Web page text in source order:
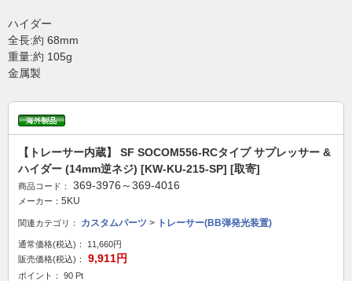
ハイダー
全長:約 68mm
重量:約 105g
金属製
【トレーサー内蔵】 SF SOCOM556-RCタイプ サプレッサー &
ハイダー (14mm逆ネジ) [KW-KU-215-SP] [取寄]
商品コード： 369-3976～369-4016
メーカー： 5KU
関連カテゴリ： カスタムパーツ > トレーサー(BB弾発光装置)
通常価格(税込)：
11,660円
販売価格(税込)：
9,911円
ポイント： 90 Pt